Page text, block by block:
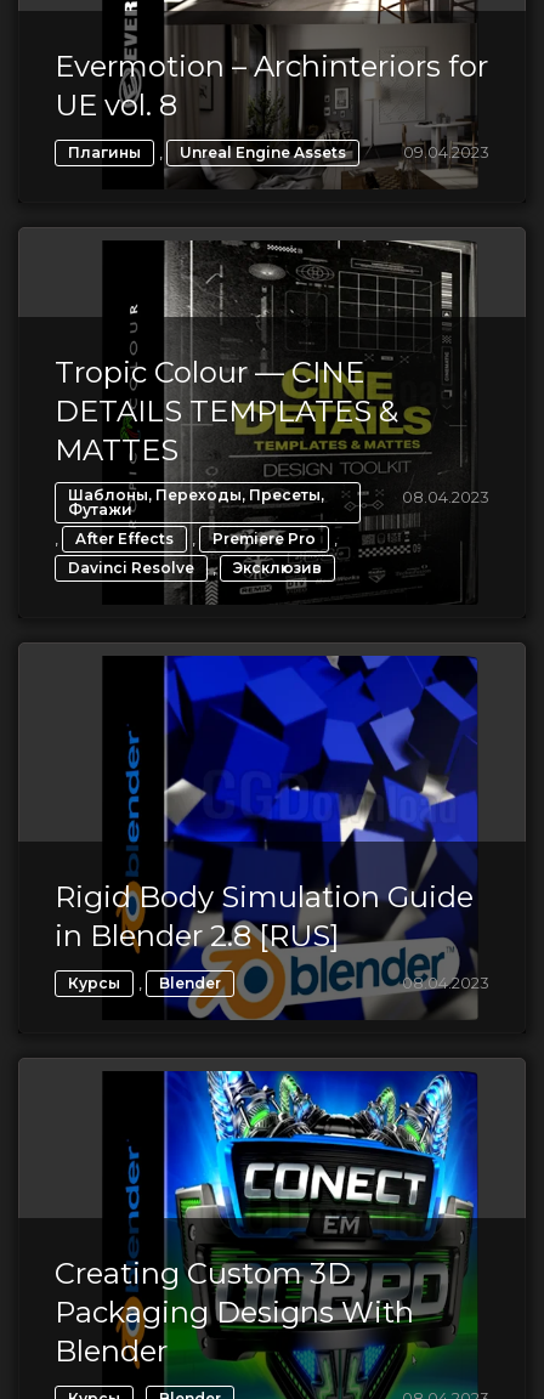
Evermotion – Archinteriors for
UE vol. 8
Плагины , Unreal Engine Assets 09.04.2023
Tropic Colour — CINE
DETAILS TEMPLATES &
MATTES
Шаблоны, Переходы, Пресеты,
Футажи
, After Effects , Premiere Pro ,
Davinci Resolve , Эксклюзив
08.04.2023
Rigid Body Simulation Guide
in Blender 2.8 [RUS]
Курсы , Blender 08.04.2023
Creating Custom 3D
Packaging Designs With
Blender